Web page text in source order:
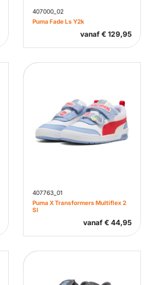
407000_02
Puma Fade Ls Y2k
vanaf € 129,95
407763_01
Puma X Transformers Multiflex 2
Sl
vanaf € 44,95